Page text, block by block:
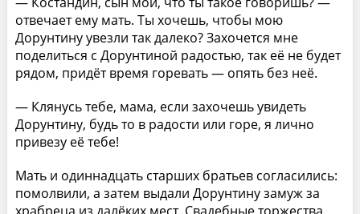
отвечает ему мать. Ты хочешь, чтобы мою
Дорунтину увезли так далеко? Захочется мне
поделиться с Дорунтиной радостью, так её не будет
рядом, придёт время горевать — опять без неё.
— Клянусь тебе, мама, если захочешь увидеть
Дорунтину, будь то в радости или горе, я лично
привезу её тебе!
Мать и одиннадцать старших братьев согласились:
помолвили, а затем выдали Дорунтину замуж за
храбреца из далёких мест. Свадебные торжества